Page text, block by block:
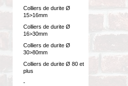
Colliers de durite Ø
15>16mm
Colliers de durite Ø
16>30mm
Colliers de durite Ø
30>80mm
Colliers de durite Ø 80 et
plus
-